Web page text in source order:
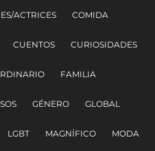
ACTRICES COMIDA
CUENTOS CURIOSIDADES
FAMILIA
GÉNERO GLOBAL
LGBT MAGNÍFICO MODA